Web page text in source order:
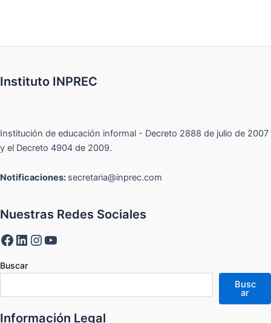
Instituto INPREC
Institución de educación informal - Decreto 2888 de julio de 2007
y el Decreto 4904 de 2009.
Notificaciones: secretaria@inprec.com
Nuestras Redes Sociales
Buscar
Busc
ar
Información Legal